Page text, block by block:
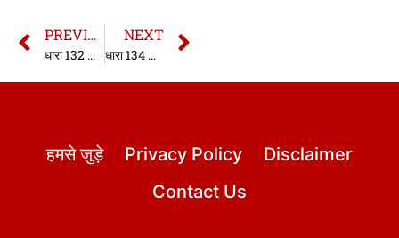
PREVIOUS
धारा 132 भारतीय साक्ष्य अधिनियम | धारा 132 साक्ष्य अधिनियम| Section 132 Indian Evidence Act in hindi
NEXT
धारा 134 भारतीय साक्ष्य अधिनियम | धारा 134 साक्ष्य अधिनियम| Section 134 Indian Evidence Act in hindi
हमसे जुड़े Privacy Policy
Disclaimer
Contact Us